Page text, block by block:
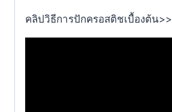
คลิปวิธีการปักครอสติชเบื้องต้น>>